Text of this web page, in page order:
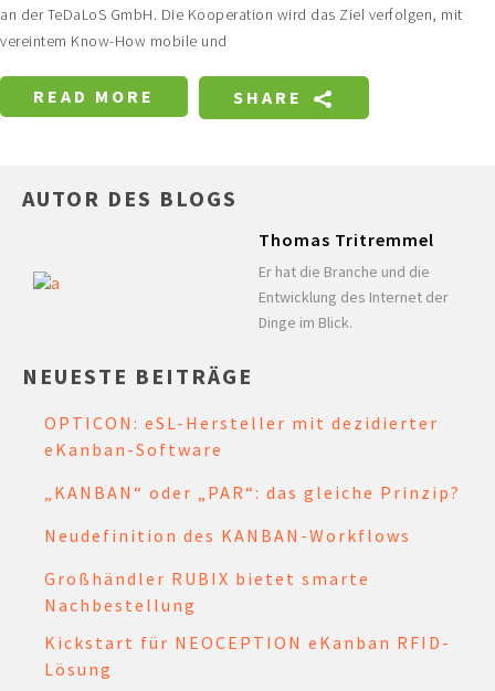
an der TeDaLoS GmbH. Die Kooperation wird das Ziel verfolgen, mit
vereintem Know-How mobile und
READ MORE SHARE
AUTOR DES BLOGS
Thomas Tritremmel
Er hat die Branche und die
Entwicklung des Internet der
Dinge im Blick.
NEUESTE BEITRÄGE
OPTICON: eSL-Hersteller mit dezidierter
eKanban-Software
„KANBAN“ oder „PAR“: das gleiche Prinzip?
Neudefinition des KANBAN-Workflows
Großhändler RUBIX bietet smarte
Nachbestellung
Kickstart für NEOCEPTION eKanban RFID-
Lösung